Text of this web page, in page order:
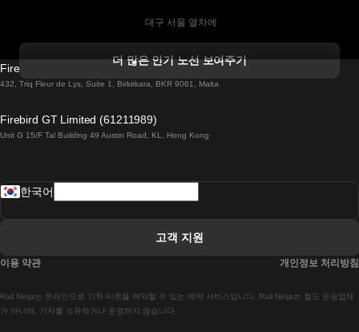
대구 서울 열차에
더블린에서 골웨이 열차
로마에서 나폴리 열차
마드리드-리스본 열차
더 많은 인기 노선 보여주기
Firebird GT Limited (OC 1451)
432, Triq Fleur de Lys, Suite 1, Birkirkara, BKR 9061, Malta
Firebird GT Limited (61211989)
Unit G 15/F Tal Building 49 Austin Road, KL, Hong Kong
Rail Ninja는 온라인으로 기차 티켓을 예약할 수 있는 예약 서비스입니다. Rail Ninja는 철도 운송업체
가 아니며, 기차를 소유하거나 운영하지 않습니다.
한국어
고객 지원
이용 약관 개인정보 처리방침